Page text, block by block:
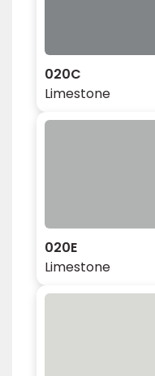
020C
Limestone
020E
Limestone